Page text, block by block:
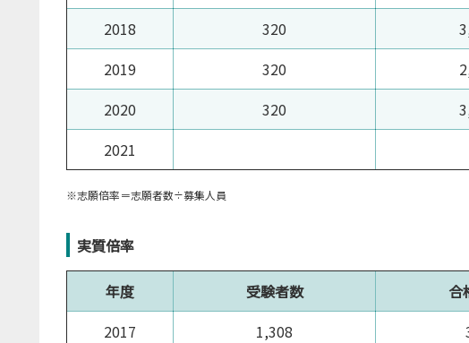
2018
320
2019
320
2020
320
2021
※志願倍率＝志願者数÷募集人員
実質倍率
年度 受験者数 合
2017
1,308